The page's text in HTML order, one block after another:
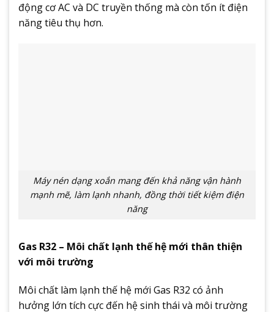
động cơ AC và DC truyền thống mà còn tốn ít điện
năng tiêu thụ hơn.
Máy nén dạng xoắn mang đến khả năng vận hành
mạnh mẽ, làm lạnh nhanh, đồng thời tiết kiệm điện
năng
Gas R32 – Môi chất lạnh thế hệ mới thân thiện
với môi trường
Môi chất làm lạnh thế hệ mới Gas R32 có ảnh
hưởng lớn tích cực đến hệ sinh thái và môi trường